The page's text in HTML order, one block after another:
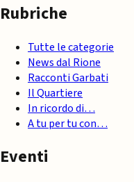
Rubriche
Tutte le categorie
News dal Rione
Racconti Garbati
Il Quartiere
In ricordo di…
A tu per tu con…
Eventi